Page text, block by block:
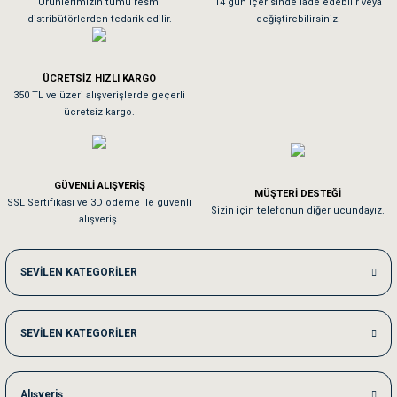
Tavşanım kafesinin kalitesine ve paketlemesine bayıldım
Sa**** On******
Kedilerim beğeniyorlar. Memnunuz. Uygun fiyatta olması iyi.
Me***** Ya******
Akşam verdiğim sipariş bir sonraki gün elime ulaştı. Jack russell köpeğim
Ka***** Ar******
Ufak bir sorun harici sorun olmadı sağolsunlar onuda hemen çözdüler
distribütörlerden tedarik edilir.
değiştirebilirsiniz.
ÜCRETSİZ HIZLI KARGO
350 TL ve üzeri alışverişlerde geçerli
ücretsiz kargo.
GÜVENLİ ALIŞVERİŞ
SSL Sertifikası ve 3D ödeme ile güvenli
alışveriş.
MÜŞTERİ DESTEĞİ
Sizin için telefonun diğer ucundayız.
SEVİLEN KATEGORİLER
SEVİLEN KATEGORİLER
Alışveriş